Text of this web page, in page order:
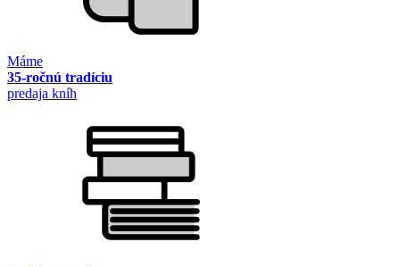
Máme
35-ročnú tradíciu
predaja kníh